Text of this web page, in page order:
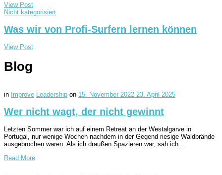
View Post
Nicht kategorisiert
Was wir von Profi-Surfern lernen können
View Post
Blog
in Improve Leadership on 15. November 2022 23. April 2025
Wer nicht wagt, der nicht gewinnt
Letzten Sommer war ich auf einem Retreat an der Westalgarve in
Portugal, nur wenige Wochen nachdem in der Gegend riesige Waldbrände
ausgebrochen waren. Als ich draußen Spazieren war, sah ich…
Read More